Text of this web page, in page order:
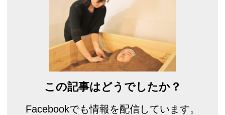
この記事はどうでしたか？
Facebookでも情報を配信しています。